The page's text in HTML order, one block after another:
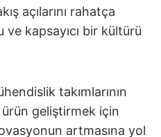
açılarını rahatça
kapsayıcı bir kültürü
takımlarının
ürün geliştirmek için
artmasına yol